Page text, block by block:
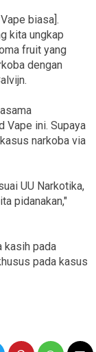
biasa].
kita ungkap
fruit yang
dengan
Vape ini. Supaya
narkoba via
UU Narkotika,
pidanakan,"
kasih pada
pada kasus